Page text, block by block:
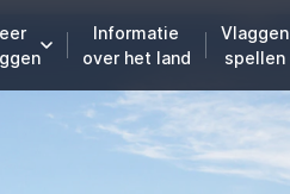
Informatie
over het land
Vlaggen
spellen